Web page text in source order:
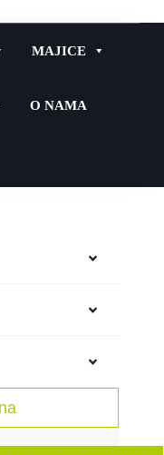
MAJICE
O NAMA